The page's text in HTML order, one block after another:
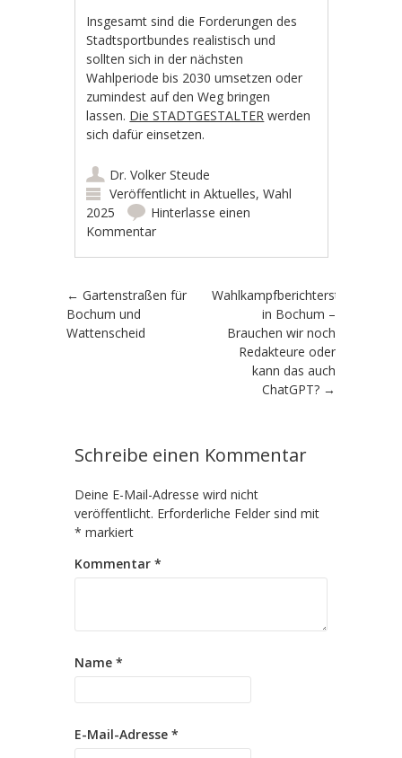
Insgesamt sind die Forderungen des
Stadtsportbundes realistisch und
sollten sich in der nächsten
Wahlperiode bis 2030 umsetzen oder
zumindest auf den Weg bringen
lassen. Die STADTGESTALTER werden
sich dafür einsetzen.
Dr. Volker Steude
Veröffentlicht inAktuelles,Wahl
2025
Hinterlasse einen
Kommentar
Artikel-Navigation
← Gartenstraßen für
Bochum und
Wattenscheid
Wahlkampfberichterstattung
in Bochum –
Brauchen wir noch
Redakteure oder
kann das auch
ChatGPT? →
Schreibe einen Kommentar
Deine E-Mail-Adresse wird nicht
veröffentlicht. Erforderliche Felder sind mit
* markiert
Kommentar *
Name *
E-Mail-Adresse *